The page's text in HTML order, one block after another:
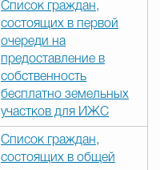
Общественная
Список граждан,
состоящих в первой
очереди на
предоставление в
собственность
бесплатно земельных
участков для ИЖС
Список граждан,
состоящих в общей